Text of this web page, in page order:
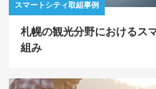
スマートシティ取組事例
札幌の観光分野におけるス
組み